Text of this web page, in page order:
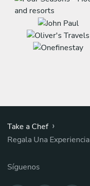
Take a Chef ›
Regala Una
Síguenos